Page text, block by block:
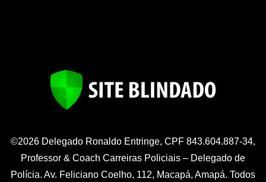
©2026 Delegado Ronaldo Entringe, CPF 843.604.887-34,
Professor & Coach Carreiras Policiais – Delegado de
Polícia. Av. Feliciano Coelho, 112, Macapá, Amapá. Todos